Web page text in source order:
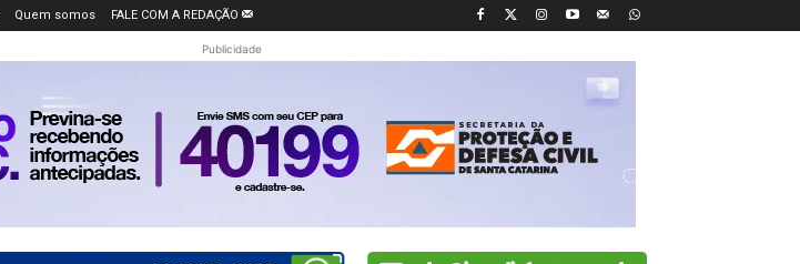
Quem somos FALE COM A REDAÇÃO
Publicidade